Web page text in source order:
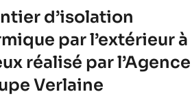
d’isolation
par l’extérieur à
réalisé par l’Agence
Verlaine